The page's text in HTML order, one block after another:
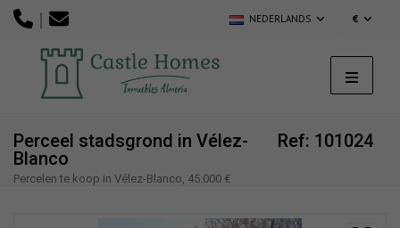
| NEDERLANDS €
Ref: 101024
Perceel stadsgrond in Vélez-
Blanco
Percelen te koop in Vélez-Blanco, 45.000 €